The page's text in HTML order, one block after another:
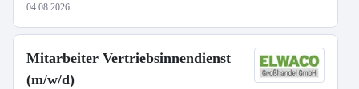
04.08.2026
Mitarbeiter Vertriebsinnendienst
(m/w/d)